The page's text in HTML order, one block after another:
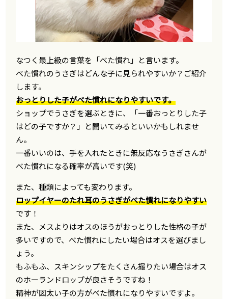
なつく最上級の言葉を「べた慣れ」と言います。
べた慣れのうさぎはどんな子に見られやすいか？ご紹介
します。
おっとりした子がべた慣れになりやすいです。
ショップでうさぎを選ぶときに、「一番おっとりした子
はどの子ですか？」と聞いてみるといいかもしれませ
ん。
一番いいのは、手を入れたときに無反応なうさぎさんが
べた慣れになる確率が高いです(笑)
また、種類によっても変わります。
ロップイヤーのたれ耳のうさぎがべた慣れになりやすい
です！
また、メスよりはオスのほうがおっとりした性格の子が
多いですので、べた慣れにしたい場合はオスを選びまし
ょう。
もふもふ、スキンシップをたくさん撮りたい場合はオス
のホーランドロップが良さそうですね！
精神が図太い子の方がべた慣れになりやすいですよ。